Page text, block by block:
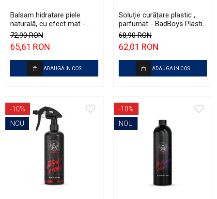
Balsam hidratare piele
naturală, cu efect mat -
BadBoys Leather Matt
(500ml)
72,90 RON
65,61 RON
ADAUGA IN COS
Soluție curățare plastic ,
parfumat - BadBoys Plastic
Cleaner (500ml)
68,90 RON
62,01 RON
ADAUGA IN COS
-10%
NOU
-10%
NOU